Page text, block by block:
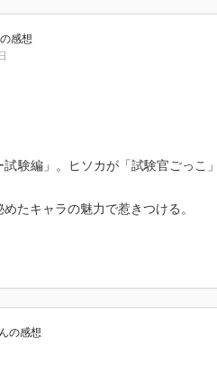
の感想
試験編」。ヒソカが「試験官ごっこ
たキャラの魅力で惹きつける。
の感想